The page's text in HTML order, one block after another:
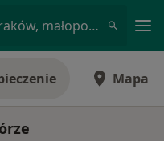
Radiolog • Podgórze, Kraków, małopolskie
Mapa